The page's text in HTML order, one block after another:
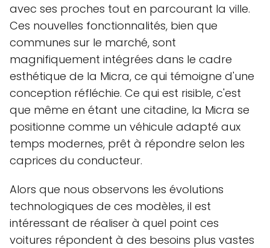
avec ses proches tout en parcourant la ville.
Ces nouvelles fonctionnalités, bien que
communes sur le marché, sont
magnifiquement intégrées dans le cadre
esthétique de la Micra, ce qui témoigne d'une
conception réfléchie. Ce qui est risible, c'est
que même en étant une citadine, la Micra se
positionne comme un véhicule adapté aux
temps modernes, prêt à répondre selon les
caprices du conducteur.
Alors que nous observons les évolutions
technologiques de ces modèles, il est
intéressant de réaliser à quel point ces
voitures répondent à des besoins plus vastes